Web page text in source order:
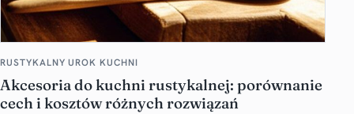
RUSTYKALNY UROK KUCHNI
Akcesoria do kuchni rustykalnej: porównanie
cech i kosztów różnych rozwiązań